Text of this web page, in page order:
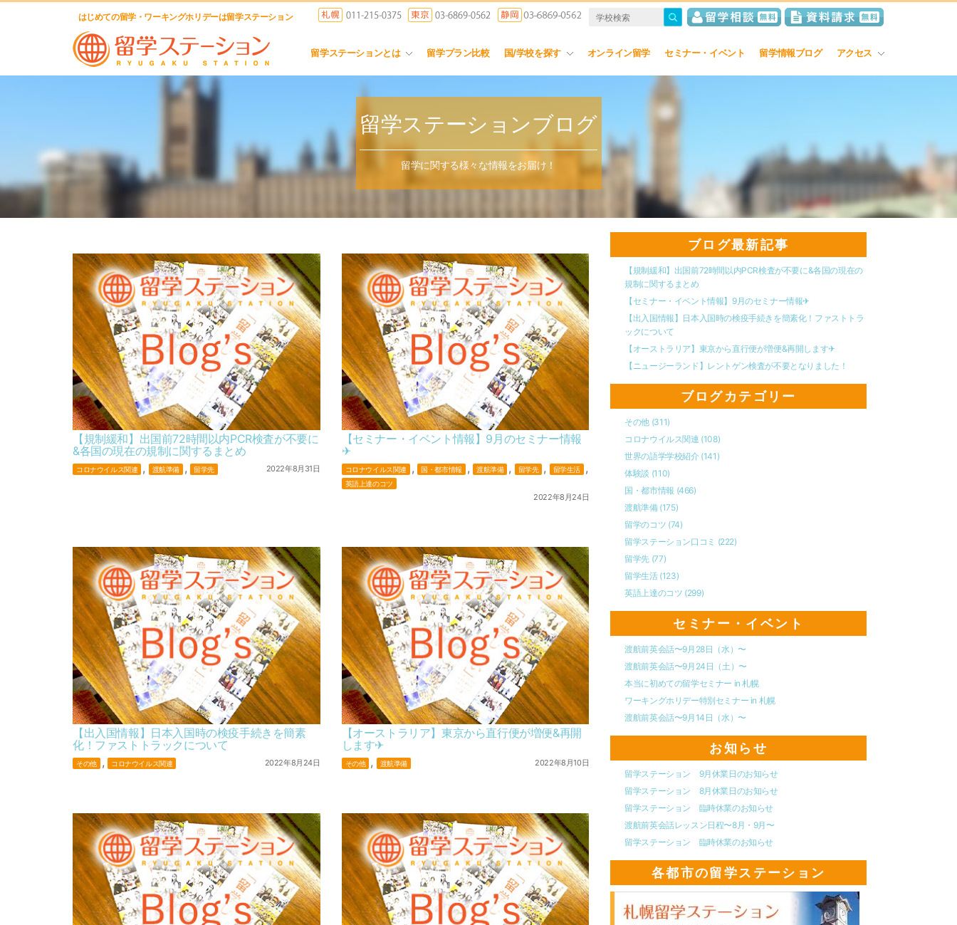
はじめての留学・ワーキングホリデーは留学ステーション
留学ステーションとは 留学プラン比較 国/学校を探す オンライン留学 セミナー・イベント 留学情報ブログ アクセス
留学ステーションブログ
留学に関する様々な情報をお届け！
【規制緩和】出国前72時間以内PCR検査が不要に
&各国の現在の規制に関するまとめ
コロナウイルス関連 , 渡航準備 , 留学先 2022年8月31日
【セミナー・イベント情報】9月のセミナー情報
✈︎
コロナウイルス関連 , 国・都市情報 , 渡航準備 , 留学先 , 留学生活 ,
英語上達のコツ
2022年8月24日
【出入国情報】日本入国時の検疫手続きを簡素
化！ファストトラックについて
その他 , コロナウイルス関連 2022年8月24日
【オーストラリア】東京から直行便が増便&再開
します✈︎
その他 , 渡航準備 2022年8月10日
ブログ最新記事
【規制緩和】出国前72時間以内PCR検査が不要に&各国の現在の
規制に関するまとめ
【セミナー・イベント情報】9月のセミナー情報✈︎
【出入国情報】日本入国時の検疫手続きを簡素化！ファストトラ
ックについて
【オーストラリア】東京から直行便が増便&再開します✈︎
【ニュージーランド】レントゲン検査が不要となりました！
ブログカテゴリー
その他 (311)
コロナウイルス関連 (108)
世界の語学学校紹介 (141)
体験談 (110)
国・都市情報 (466)
渡航準備 (175)
留学のコツ (74)
留学ステーション口コミ (222)
留学先 (77)
留学生活 (123)
英語上達のコツ (299)
セミナー・イベント
渡航前英会話〜9月28日（水）〜
渡航前英会話〜9月24日（土）〜
本当に初めての留学セミナー in 札幌
ワーキングホリデー特別セミナー in 札幌
渡航前英会話〜9月14日（水）〜
お知らせ
留学ステーション 9月休業日のお知らせ
留学ステーション 8月休業日のお知らせ
留学ステーション 臨時休業のお知らせ
渡航前英会話レッスン日程〜8月・9月〜
留学ステーション 臨時休業のお知らせ
各都市の留学ステーション